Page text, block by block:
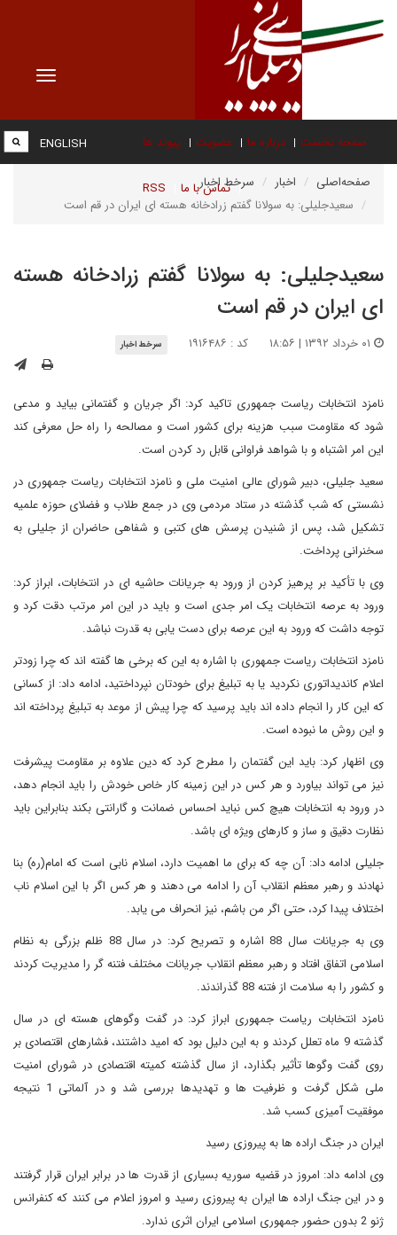
Toggle
صفحه نخست درباره ما عضویت پیوند ها
تماس با ما RSS
ENGLISH
صفحه‌اصلی اخبار
سرخط اخبار
سعیدجلیلی: به سولانا گفتم زرادخانه هسته ای ایران در قم است
سعیدجلیلی: به سولانا گفتم زرادخانه هسته
ای ایران در قم است
کد : ۱۹۱۶۴۸۶ سرخط اخبار
نامزد انتخابات ریاست جمهوری تاکید کرد: اگر جریان و گفتمانی بیاید و مدعی
شود که مقاومت سبب هزینه برای کشور است و مصالحه را راه حل معرفی کند
این امر اشتباه و با شواهد فراوانی قابل رد کردن است.
سعید جلیلی، دبیر شورای عالی امنیت ملی و نامزد انتخابات ریاست جمهوری در
نشستی که شب گذشته در ستاد مردمی وی در جمع طلاب و فضلای حوزه علمیه
تشکیل شد، پس از شنیدن پرسش های کتبی و شفاهی حاضران از جلیلی به
سخنرانی پرداخت.
وی با تأکید بر پرهیز کردن از ورود به جریانات حاشیه ای در انتخابات، ابراز کرد:
ورود به عرصه انتخابات یک امر جدی است و باید در این امر مرتب دقت کرد و
توجه داشت که ورود به این عرصه برای دست یابی به قدرت نباشد.
نامزد انتخابات ریاست جمهوری با اشاره به این که برخی ها گفته اند که چرا زودتر
اعلام کاندیداتوری نکردید یا به تبلیغ برای خودتان نپرداختید، ادامه داد: از کسانی
که این کار را انجام داده اند باید پرسید که چرا پیش از موعد به تبلیغ پرداخته اند
و این روش ما نبوده است.
وی اظهار کرد: باید این گفتمان را مطرح کرد که دین علاوه بر مقاومت پیشرفت
نیز می تواند بیاورد و هر کس در این زمینه کار خاص خودش را باید انجام دهد،
در ورود به انتخابات هیچ کس نباید احساس ضمانت و گارانتی بکند بنابراین باید
نظارت دقیق و ساز و کارهای ویژه ای باشد.
جلیلی ادامه داد: آن چه که برای ما اهمیت دارد، اسلام نابی است که امام(ره) بنا
نهادند و رهبر معظم انقلاب آن را ادامه می دهند و هر کس اگر با این اسلام ناب
اختلاف پیدا کرد، حتی اگر من باشم، نیز انحراف می یابد.
وی به جریانات سال 88 اشاره و تصریح کرد: در سال 88 ظلم بزرگی به نظام
اسلامی اتفاق افتاد و رهبر معظم انقلاب جریانات مختلف فتنه گر را مدیریت کردند
و کشور را به سلامت از فتنه 88 گذراندند.
نامزد انتخابات ریاست جمهوری ابراز کرد: در گفت وگوهای هسته ای در سال
گذشته 9 ماه تعلل کردند و به این دلیل بود که امید داشتند، فشارهای اقتصادی بر
روی گفت وگوها تأثیر بگذارد، از سال گذشته کمیته اقتصادی در شورای امنیت
ملی شکل گرفت و ظرفیت ها و تهدیدها بررسی شد و در آلماتی 1 نتیجه
موفقیت آمیزی کسب شد.
ایران در جنگ اراده ها به پیروزی رسید
وی ادامه داد: امروز در قضیه سوریه بسیاری از قدرت ها در برابر ایران قرار گرفتند
و در این جنگ اراده ها ایران به پیروزی رسید و امروز اعلام می کنند که کنفرانس
ژنو 2 بدون حضور جمهوری اسلامی ایران اثری ندارد.